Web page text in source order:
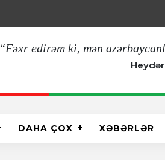
“Fəxr edirəm ki, mən
DAHA ÇOX XƏBƏRLƏR